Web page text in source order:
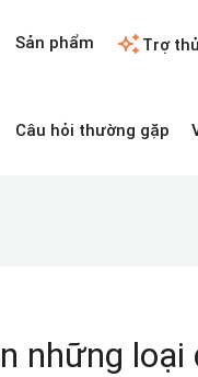
Sản phẩm Trợ
Câu hỏi thường gặp
những